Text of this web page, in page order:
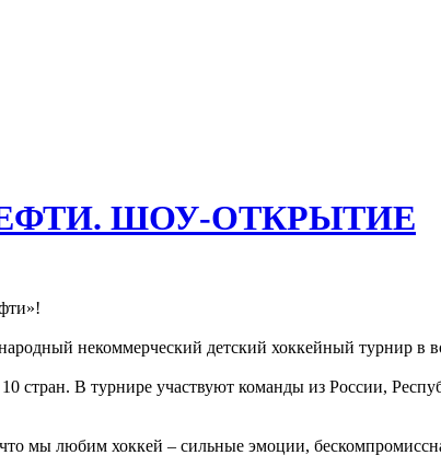
ШОУ-ОТКРЫТИЕ
некоммерческий детский хоккейный турнир в
10 стран. В турнире участвуют команды из России,
мы любим хоккей – сильные эмоции,